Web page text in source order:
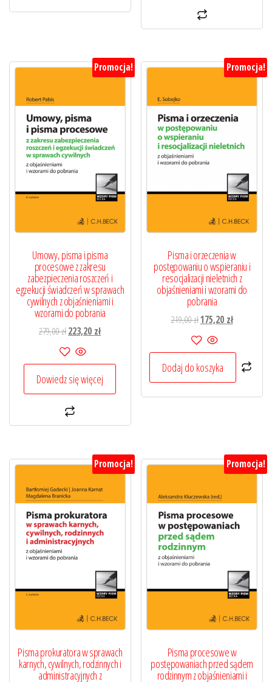
Promocja!
Umowy, pisma i pisma
procesowe z zakresu
zabezpieczenia roszczeń i
egzekucji świadczeń w sprawach
cywilnych z objaśnieniami i
wzorami do pobrania
279,00złPierwotna
cena
wynosiła:
279,00 zł.
223,20 złAktualna
223,20 zł.
Dowiedz się więcej
Promocja!
Pisma i orzeczenia w
postępowaniu o wspieraniu i
resocjalizacji nieletnich z
objaśnieniami i wzorami do
pobrania
219,00złPierwotna
cena
wynosiła:
219,00 zł.
175,20 złAktualna
175,20 zł.
Dodaj do koszyka
Promocja!
Pisma prokuratora w sprawach
karnych, cywilnych, rodzinnych i
administracyjnych z
Promocja!
Pisma procesowe w
postępowaniach przed sądem
rodzinnym z objaśnieniami i